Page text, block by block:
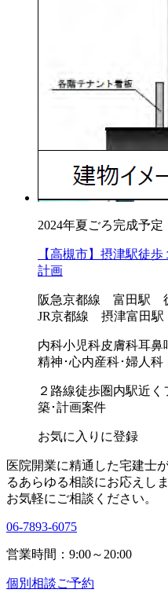
2024年夏ごろ完成予定
【高槻市】摂津駅徒
計画
阪急京都線 富田駅
JR京都線 摂津富田
内科小児科皮膚科耳鼻
精神･心内産科･婦人科
２路線徒歩圏内駅近く
築･計画案件
お気に入りに登録
医院開業に精通した宅建士が
るあらゆる相談にお応えしま
お気軽にご相談ください。
06-7893-6075
営業時間：9:00～20:00
個別相談ご予約